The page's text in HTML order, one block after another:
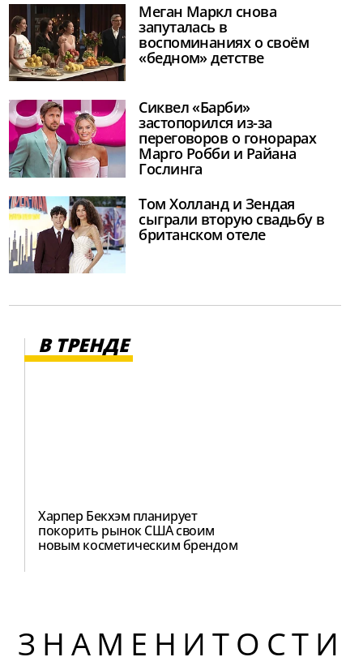
Меган Маркл снова
запуталась в
воспоминаниях о своём
«бедном» детстве
Сиквел «Барби»
застопорился из-за
переговоров о гонорарах
Марго Робби и Райана
Гослинга
Том Холланд и Зендая
сыграли вторую свадьбу в
британском отеле
В ТРЕНДЕ
Харпер Бекхэм планирует
покорить рынок США своим
новым косметическим брендом
ЗНАМЕНИТОСТИ